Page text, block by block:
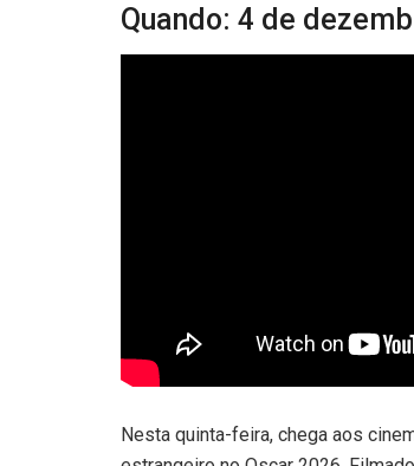
Quando: 4 de
Nesta quinta-feira, chega aos